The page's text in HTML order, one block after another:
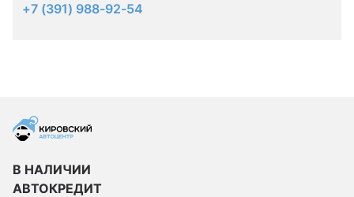
+7 (391) 988-92-54
В НАЛИЧИИ
АВТОКРЕДИТ